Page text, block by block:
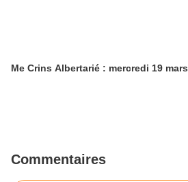
Me Crins Albertarié : mercredi 19 mars
Commentaires